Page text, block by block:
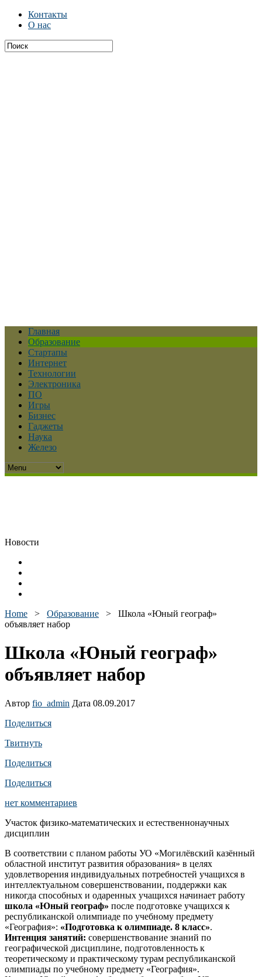
Контакты
О нас
Главная
Образование
Стартапы
Интернет
Технологии
Электроника
ПО
Игры
Бизнес
Гаджеты
Наука
Железо
Новости
Home > Образование > Школа «Юный географ»
объявляет набор
Школа «Юный географ»
объявляет набор
Автор fio_admin Дата 08.09.2017
Поделиться
Твитнуть
Поделиться
Поделиться
нет комментариев
Участок физико-математических и естественнонаучных
дисциплин
В соответствии с планом работы УО «Могилёвский казённый
областной институт развития образования» в целях
удовлетворения индивидуальных потребностей учащихся в
интеллектуальном совершенствовании, поддержки как
никогда способных и одаренных учащихся начинает работу
школа «Юный географ» после подготовке учащихся к
республиканской олимпиаде по учебному предмету
«География»: «Подготовка к олимпиаде. 8 класс».
Интенция занятий: совершенствование знаний по
географической дисциплине, подготовленность к
теоретическому и практическому турам республиканской
олимпиады по учебному предмету «География».